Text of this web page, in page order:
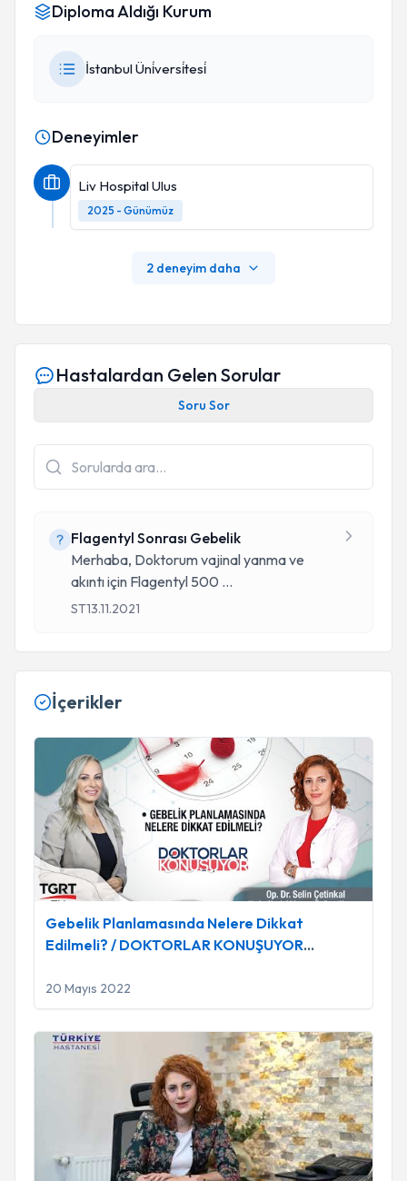
Diploma Aldığı Kurum
İstanbul Üni̇versi̇tesi̇
Deneyimler
Liv Hospital Ulus
2025 - Günümüz
2 deneyim daha
Hastalardan Gelen Sorular
Soru Sor
Flagentyl Sonrası Gebelik
Merhaba, Doktorum vajinal yanma ve
akıntı için Flagentyl 500 ...
ST13.11.2021
İçerikler
Gebelik Planlamasında Nelere Dikkat Edilmeli? /
Gebelik Planlamasında Nelere Dikkat
Edilmeli? / DOKTORLAR KONUŞUYOR
20 Mayıs 2022
Op. Dr. Selin Çetinkal - Gebelikte Üstüne Görmek Ne